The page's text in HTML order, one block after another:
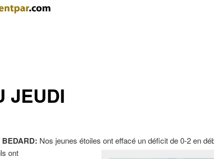
JEUDI
BEDARD: Nos jeunes étoiles ont effacé un déficit de 0-2 en
ont